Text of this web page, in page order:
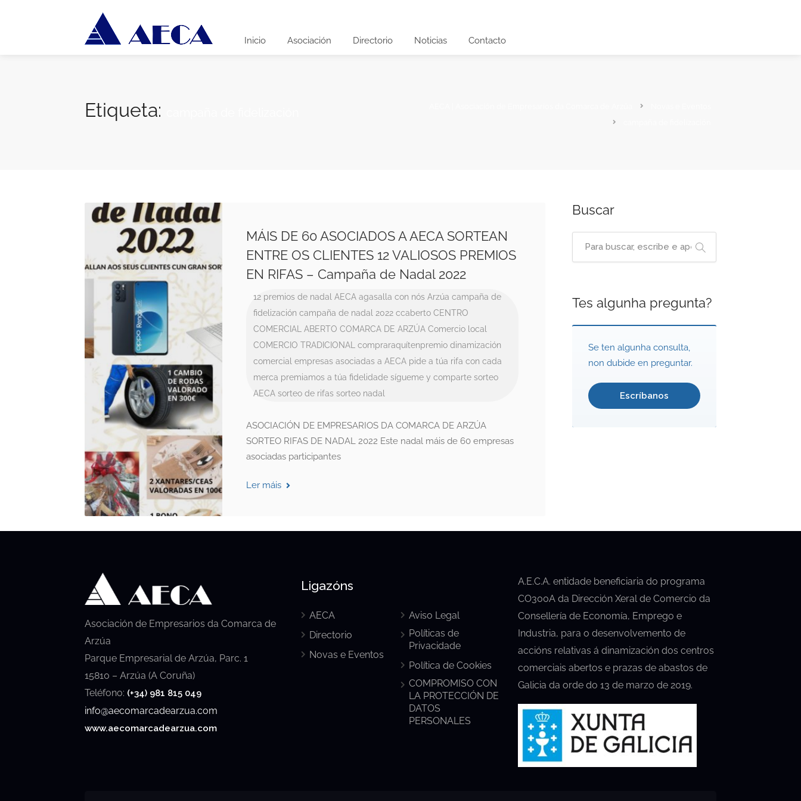
Inicio Asociación Directorio Noticias Contacto
Etiqueta:
MÁIS DE 60 ASOCIADOS A AECA SORTEAN
ENTRE OS CLIENTES 12 VALIOSOS PREMIOS
EN RIFAS – Campaña de Nadal 2022
12 premios de nadal AECA agasalla con nós Arzúa campaña de
fidelización campaña de nadal 2022 ccaberto CENTRO
COMERCIAL ABERTO COMARCA DE ARZÚA Comercio local
COMERCIO TRADICIONAL
compraraquítenpremio dinamización
comercial empresas asociadas a AECA pide a túa rifa con cada
merca premiamos a túa fidelidade sígueme y comparte sorteo
AECA sorteo de rifas sorteo nadal
ASOCIACIÓN DE EMPRESARIOS DA COMARCA DE ARZÚA
SORTEO RIFAS DE NADAL 2022 Este nadal máis de 60 empresas
asociadas participantes
Ler máis
Buscar
Tes algunha pregunta?
Se ten algunha consulta,
non dubide en preguntar.
Escríbanos
Asociación de Empresarios da Comarca de
Arzúa
Parque Empresarial de Arzúa, Parc. 1
15810 – Arzúa (A Coruña)
Teléfono: (+34) 981 815 049
info@aecomarcadearzua.com
www.aecomarcadearzua.com
Ligazóns
AECA
Directorio
Novas e Eventos
Aviso Legal
Políticas de
Privacidade
Política de Cookies
COMPROMISO CON
LA PROTECCIÓN DE
DATOS
PERSONALES
A.E.C.A. entidade beneficiaria do programa
CO300A da Dirección Xeral de Comercio da
Consellería de Economía, Emprego e
Industria, para o desenvolvemento de
accións relativas á dinamización dos centros
comerciais abertos e prazas de abastos de
Galicia da orde do 13 de marzo de 2019.